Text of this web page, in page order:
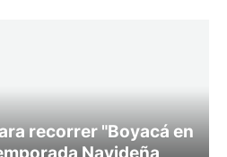
recorrer "Boyacá en